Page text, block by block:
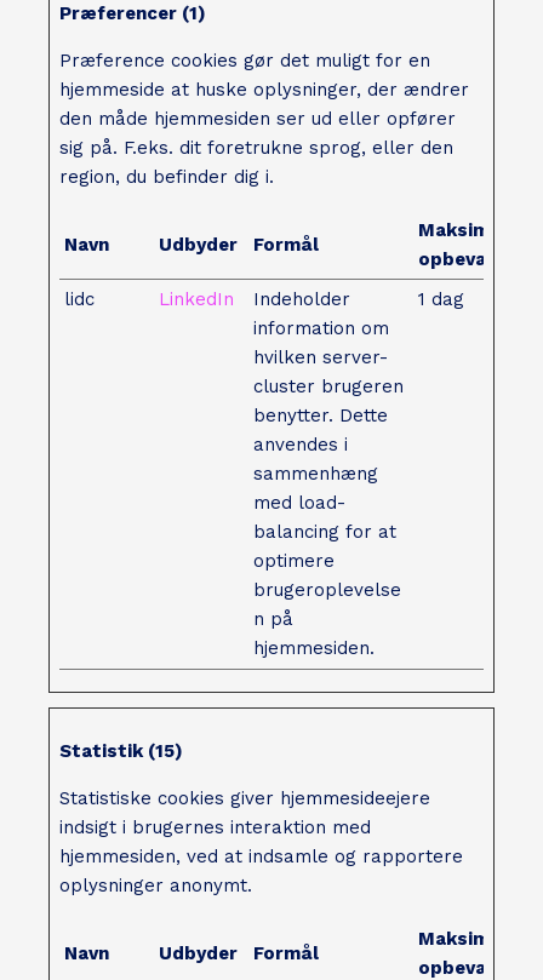
Præferencer (1)
Præference cookies gør det muligt for en
hjemmeside at huske oplysninger, der ændrer
den måde hjemmesiden ser ud eller opfører
sig på. F.eks. dit foretrukne sprog, eller den
region, du befinder dig i.
Navn Udbyder Formål
Maksimal
lidc
LinkedIn
Indeholder
information om
hvilken server-
cluster brugeren
benytter. Dette
anvendes i
sammenhæng
med load-
balancing for at
optimere
brugeroplevelse
n på
hjemmesiden.
1 dag
Statistik (15)
Statistiske cookies giver hjemmesideejere
indsigt i brugernes interaktion med
hjemmesiden, ved at indsamle og rapportere
oplysninger anonymt.
Navn Udbyder Formål
Maksimal